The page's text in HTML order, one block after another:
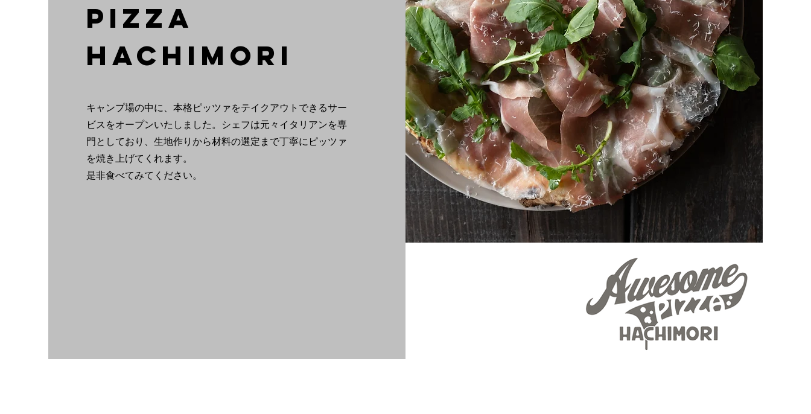
PIZZA
HACHIMORI
キャンプ場の中に、本格ピッツァをテイクアウトできるサー
ビスをオープンいたしました。シェフは元々イタリアンを専
門としており、生地作りから材料の選定まで丁寧にピッツァ
を焼き上げてくれます。
是非食べてみてください。